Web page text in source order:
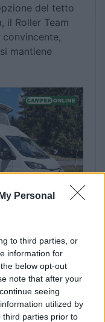
Personal
to third parties, or
information for
below opt-out
note that after your
seeing
utilized by
third parties prior to
del tetto
il Roller Team
mantiene
TV